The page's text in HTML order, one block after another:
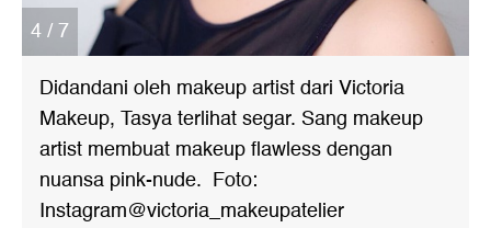
4 / 7
Didandani oleh makeup artist dari Victoria
Makeup, Tasya terlihat segar. Sang makeup
artist membuat makeup flawless dengan
nuansa pink-nude. Foto:
Instagram@victoria_makeupatelier